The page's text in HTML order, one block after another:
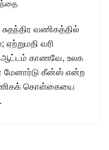
வணிகத்தில்
வரி
ஆட்டம் காணவே, உலக
மேனார்டு கீன்ஸ் என்ற
வணிகக் கொள்கையை